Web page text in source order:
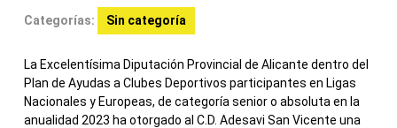
Categorías: Sin categoría
La Excelentísima Diputación Provincial de Alicante dentro del
Plan de Ayudas a Clubes Deportivos participantes en Ligas
Nacionales y Europeas, de categoría senior o absoluta en la
anualidad 2023 ha otorgado al C.D. Adesavi San Vicente una